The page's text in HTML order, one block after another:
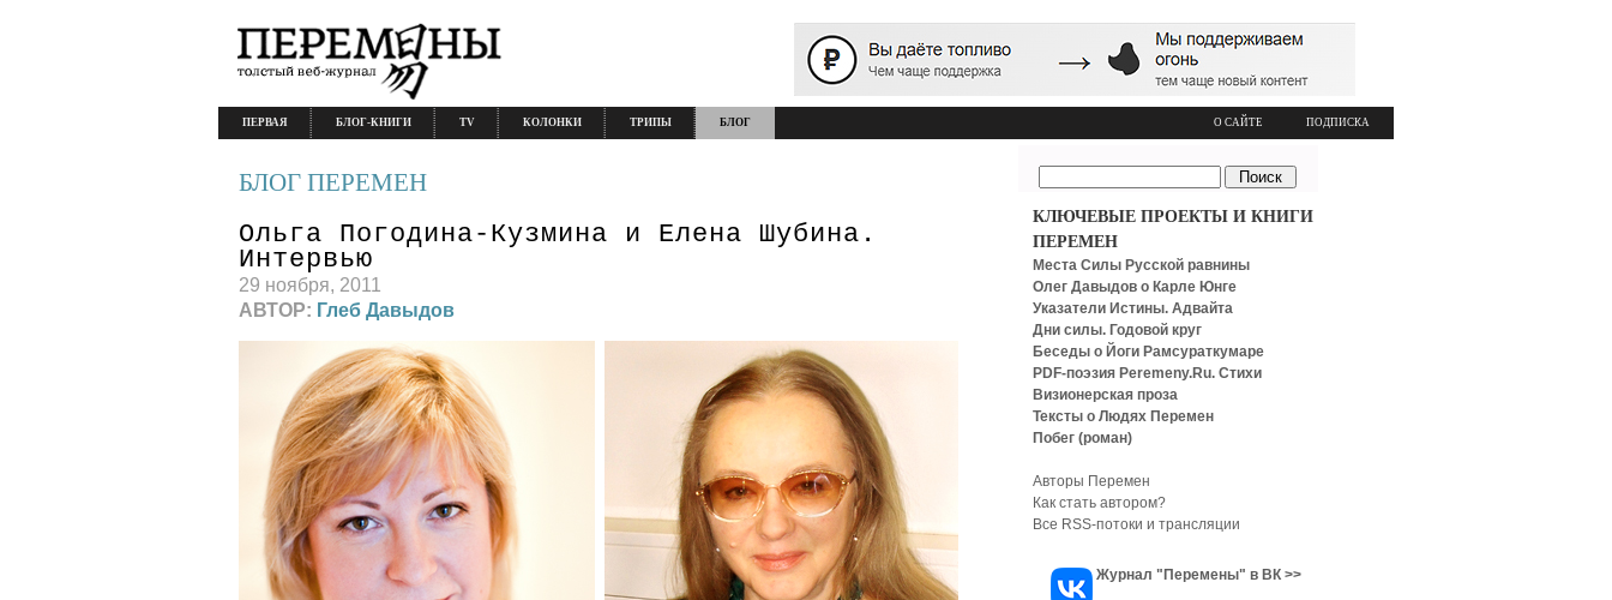
О САЙТЕ ПОДПИСКА
ПЕРВАЯ БЛОГ-КНИГИ TV КОЛОНКИ ТРИПЫ БЛОГ
БЛОГ ПЕРЕМЕН
Ольга Погодина-Кузмина и Елена Шубина.
Интервью
29 ноября, 2011
АВТОР: Глеб Давыдов
КЛЮЧЕВЫЕ ПРОЕКТЫ И КНИГИ
ПЕРЕМЕН
Места Силы Русской равнины
Олег Давыдов о Карле Юнге
Указатели Истины. Адвайта
Дни силы. Годовой круг
Беседы о Йоги Рамсураткумаре
PDF-поэзия Peremeny.Ru. Стихи
Визионерская проза
Тексты о Людях Перемен
Побег (роман)
Авторы Перемен
Как стать автором?
Все RSS-потоки и трансляции
Журнал "Перемены" в ВК >>